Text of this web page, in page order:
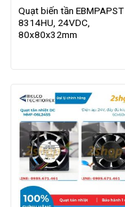
Quạt biến tần EBMPAPST
8314HU, 24VDC,
80x80x32mm